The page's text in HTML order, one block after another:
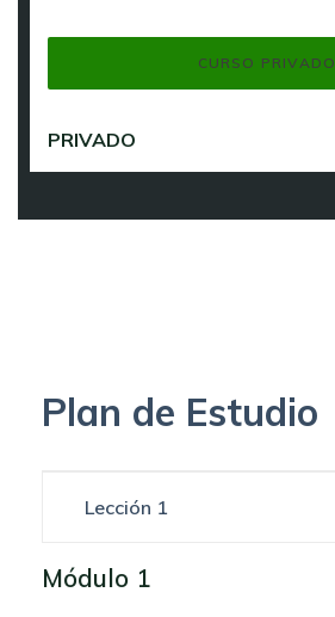
CURSO PRIVADO
PRIVADO
Plan de Estudio
Lección 1
Módulo 1